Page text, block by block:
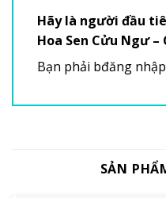
Hãy là người đầu
Hoa Sen Cửu Ngư –
Bạn phải bđăng nhập
SẢN